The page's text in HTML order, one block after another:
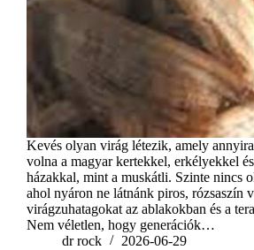
Kevés olyan virág létezik, amely
volna a magyar kertekkel, erkélyekkel
házakkal, mint a muskátli. Szinte nincs
ahol nyáron ne látnánk piros, rózsaszín
virágzuhatagokat az ablakokban és a
Nem véletlen, hogy generációk…
dr rock
2026-06-29